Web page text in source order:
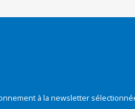
à la newsletter